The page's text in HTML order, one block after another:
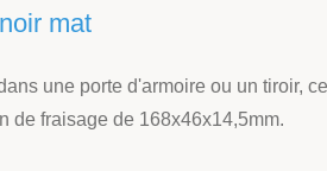
mat
une porte d'armoire ou un
de fraisage de 168x46x14,5mm.